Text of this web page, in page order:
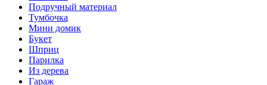
Подручный материал
Тумбочка
Мини домик
Букет
Шприц
Парилка
Из дерева
Гараж